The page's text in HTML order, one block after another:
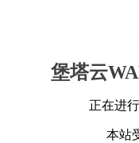
堡塔云
正在进
本站